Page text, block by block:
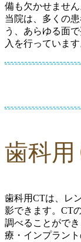
備も欠かせません
当院は、多くの
う、あらゆる面
入を行っています
歯科
歯科用CTは、レ
影できます。CT
調べることがで
療・インプラン